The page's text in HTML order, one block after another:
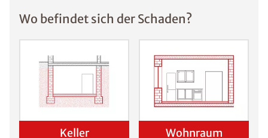
Wo befindet sich der Schaden?
Keller Wohnraum